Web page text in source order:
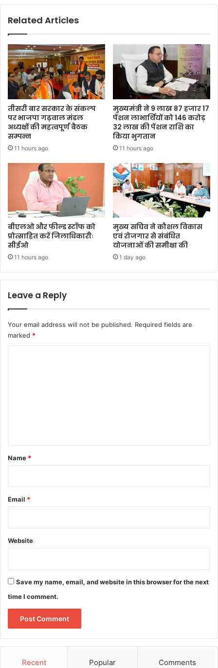
Related Articles
तीसरी बार सरकार के संकल्प
पर भाजपा गढ़वाल मंडल
अध्यक्षों की महत्वपूर्ण बैठक
सम्पन्न
11 hours ago
मुख्यमंत्री ने 9 लाख 87 हजार 17
पेंशन लाभार्थियों को 146 करोड़
32 लाख की पेंशन राशि का
किया भुगतान
11 hours ago
बीएलओ और फील्ड स्टॉफ को
प्रोत्साहित करें जिलाधिकारीः
सीईओ
11 hours ago
मुख्य सचिव ने कौशल विकास
एवं रोजगार से संबंधित
योजनाओं की समीक्षा की
1 day ago
Leave a Reply
Your email address will not be published. Required fields are
marked *
*
Name *
Email *
Website
Save my name, email, and website in this browser for the next
time I comment.
Recent Popular Comments